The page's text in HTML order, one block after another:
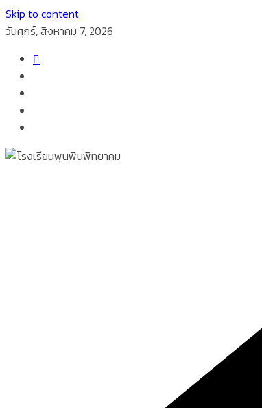
Skip to content
วันศุกร์, สิงหาคม 7, 2026